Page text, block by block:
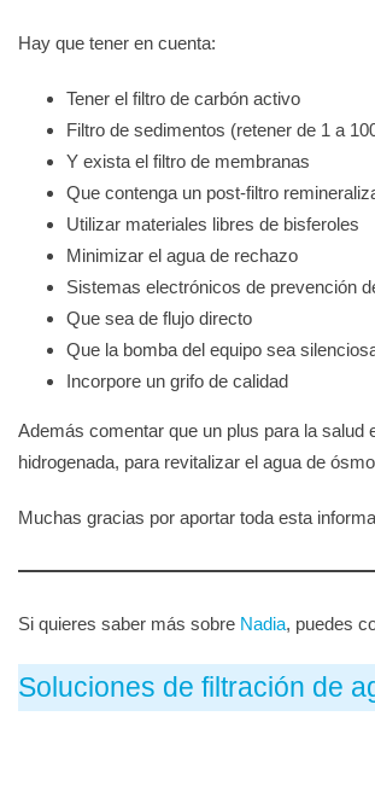
Hay que tener en cuenta:
Tener el filtro de carbón activo
Filtro de sedimentos (retener de 1 a
Y exista el filtro de membranas
Que contenga un post-filtro
Utilizar materiales libres de bisferoles
Minimizar el agua de rechazo
Sistemas electrónicos de prevención
Que sea de flujo directo
Que la bomba del equipo sea
Incorpore un grifo de calidad
Además comentar que un plus para la salud
hidrogenada, para revitalizar el agua de
Muchas gracias por aportar toda esta
Si quieres saber más sobre Nadia, puedes
Soluciones de filtración de